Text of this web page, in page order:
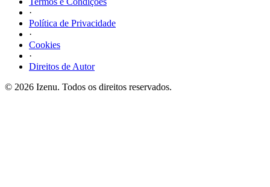
·
Política de Privacidade
·
Cookies
·
Direitos de Autor
© 2026 Izenu. Todos os direitos reservados.